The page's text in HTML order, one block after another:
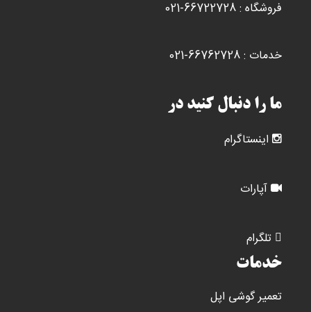
فروشگاه : 66722728-021
خدمات : 66762728-021
ما را دنبال کنید در
اینستاگرام
آپارات
تلگرام
خدمات
تعمیر گوشی اپل